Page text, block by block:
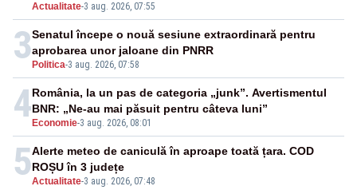
Actualitate-3 aug. 2026, 07:55
3 Politica-3 aug. 2026, 07:58
Senatul începe o nouă sesiune extraordinară pentru
aprobarea unor jaloane din PNRR
4 Economie-3 aug. 2026, 08:01
România, la un pas de categoria „junk”. Avertismentul
BNR: „Ne-au mai păsuit pentru câteva luni”
5Actualitate-3 aug. 2026, 07:48
Alerte meteo de caniculă în aproape toată țara. COD
ROȘU în 3 județe